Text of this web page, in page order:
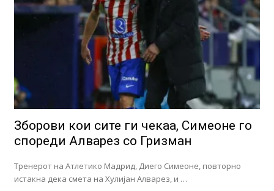
Зборови кои сите ги чекаа, Симеоне го
спореди Алварез со Гризман
Тренерот на Атлетико Мадрид, Диего Симеоне, повторно
истакна дека смета на Хулијан Алварез, и …